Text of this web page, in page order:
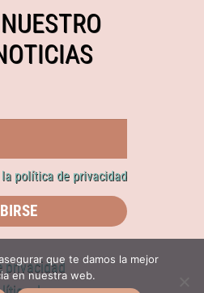
política de privacidad
privacidad
que te damos la mejor
en nuestra web.